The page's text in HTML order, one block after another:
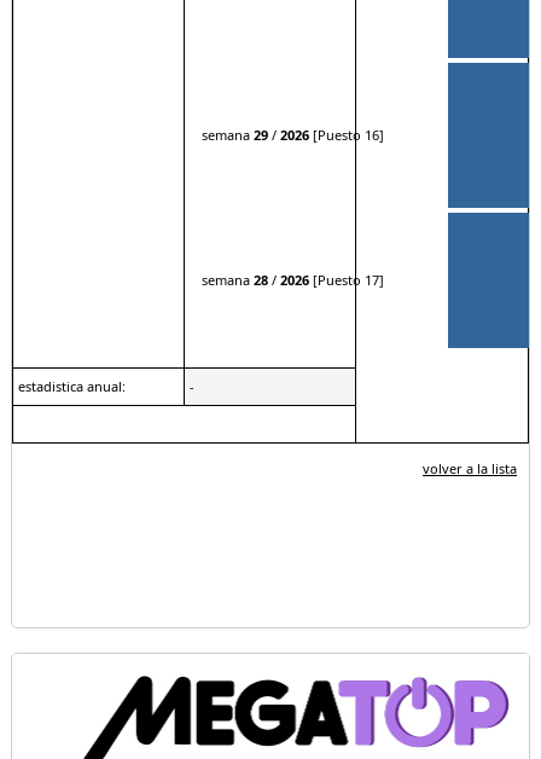
semana 29/ 2026[Puesto 16]
semana 28/ 2026[Puesto 17]
estadistica anual: -
volver a la lista